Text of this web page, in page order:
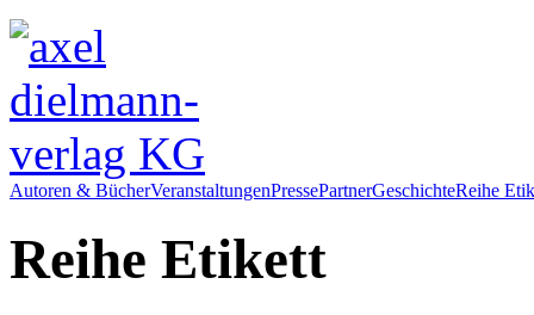
Autoren & BücherVeranstaltungenPressePartnerGeschichteReihe
Reihe Etikett